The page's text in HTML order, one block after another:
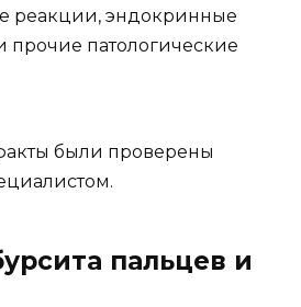
реакции, эндокринные
прочие патологические
были проверены
пальцев и